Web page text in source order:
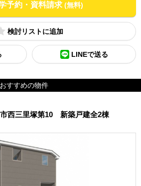
予約・資料請求 (無料)
検討リスト
LINEで送る
すすめの物件
西三里塚第10 新築戸建全2棟